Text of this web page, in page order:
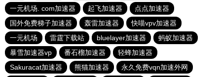
一元机场. com加速器
起飞加速器
点点加速器
国外免费梯子加速器
轰雷加速器
快喵vpv加速器
一元机场
雷霆下载站 bluelayer加速器
蚂蚁加速器
暴雪加速器vp
番石榴加速器
轻蜂加速器
Sakuracat加速器
熊猫加速器 永久免费vqn加速外网